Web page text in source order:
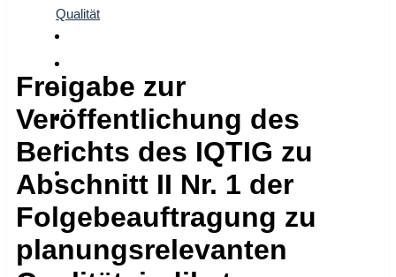
Qualität
Freigabe zur
Veröffentlichung des
Berichts des IQTIG zu
Abschnitt II Nr. 1 der
Folgebeauftragung zu
planungsrelevanten